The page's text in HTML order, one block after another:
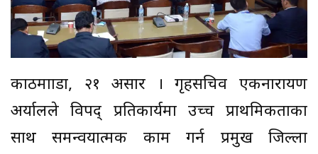
काठमााडौं, २१ असार । गृहसचिव एकनारायण
अर्यालले विपद् प्रतिकार्यमा उच्च प्राथमिकताका
साथ समन्वयात्मक काम गर्न प्रमुख जिल्ला